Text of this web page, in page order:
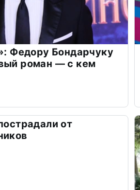
Федору Бондарчуку
роман — с кем
от